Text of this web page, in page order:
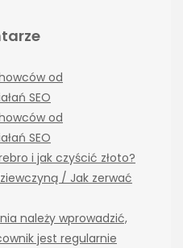
od
SEO
od
SEO
i jak czyścić złoto?
/ Jak zerwać
należy wprowadzić,
jest regularnie